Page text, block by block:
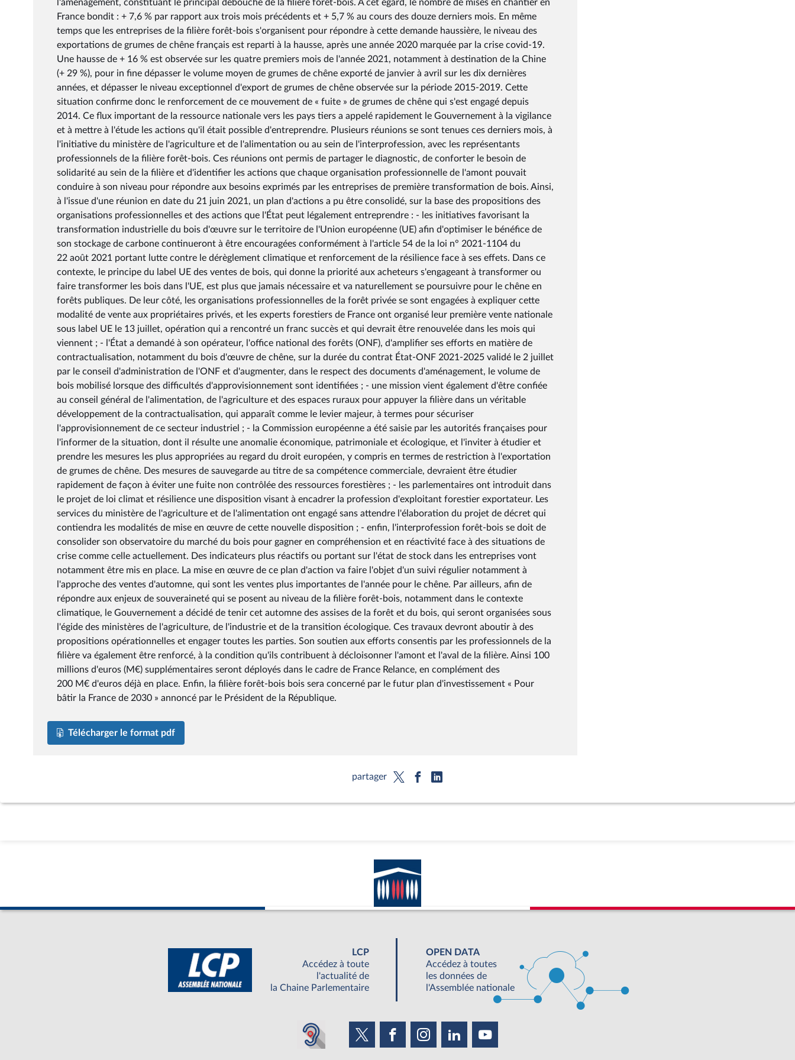
l'aménagement, constituant le principal débouché de la filière forêt-bois. À cet égard, le nombre de mises en chantier en
France bondit : + 7,6 % par rapport aux trois mois précédents et + 5,7 % au cours des douze derniers mois. En même
temps que les entreprises de la filière forêt-bois s'organisent pour répondre à cette demande haussière, le niveau des
exportations de grumes de chêne français est reparti à la hausse, après une année 2020 marquée par la crise covid-19.
Une hausse de + 16 % est observée sur les quatre premiers mois de l'année 2021, notamment à destination de la Chine
(+ 29 %), pour in fine dépasser le volume moyen de grumes de chêne exporté de janvier à avril sur les dix dernières
années, et dépasser le niveau exceptionnel d'export de grumes de chêne observée sur la période 2015-2019. Cette
situation confirme donc le renforcement de ce mouvement de « fuite » de grumes de chêne qui s'est engagé depuis
2014. Ce flux important de la ressource nationale vers les pays tiers a appelé rapidement le Gouvernement à la vigilance
et à mettre à l'étude les actions qu'il était possible d'entreprendre. Plusieurs réunions se sont tenues ces derniers mois, à
l'initiative du ministère de l'agriculture et de l'alimentation ou au sein de l'interprofession, avec les représentants
professionnels de la filière forêt-bois. Ces réunions ont permis de partager le diagnostic, de conforter le besoin de
solidarité au sein de la filière et d'identifier les actions que chaque organisation professionnelle de l'amont pouvait
conduire à son niveau pour répondre aux besoins exprimés par les entreprises de première transformation de bois. Ainsi,
à l'issue d'une réunion en date du 21 juin 2021, un plan d'actions a pu être consolidé, sur la base des propositions des
organisations professionnelles et des actions que l'État peut légalement entreprendre : - les initiatives favorisant la
transformation industrielle du bois d'œuvre sur le territoire de l'Union européenne (UE) afin d'optimiser le bénéfice de
son stockage de carbone continueront à être encouragées conformément à l'article 54 de la loi n° 2021-1104 du
22 août 2021 portant lutte contre le dérèglement climatique et renforcement de la résilience face à ses effets. Dans ce
contexte, le principe du label UE des ventes de bois, qui donne la priorité aux acheteurs s'engageant à transformer ou
faire transformer les bois dans l'UE, est plus que jamais nécessaire et va naturellement se poursuivre pour le chêne en
forêts publiques. De leur côté, les organisations professionnelles de la forêt privée se sont engagées à expliquer cette
modalité de vente aux propriétaires privés, et les experts forestiers de France ont organisé leur première vente nationale
sous label UE le 13 juillet, opération qui a rencontré un franc succès et qui devrait être renouvelée dans les mois qui
viennent ; - l'État a demandé à son opérateur, l'office national des forêts (ONF), d'amplifier ses efforts en matière de
contractualisation, notamment du bois d'œuvre de chêne, sur la durée du contrat État-ONF 2021-2025 validé le 2 juillet
par le conseil d'administration de l'ONF et d'augmenter, dans le respect des documents d'aménagement, le volume de
bois mobilisé lorsque des difficultés d'approvisionnement sont identifiées ; - une mission vient également d'être confiée
au conseil général de l'alimentation, de l'agriculture et des espaces ruraux pour appuyer la filière dans un véritable
développement de la contractualisation, qui apparaît comme le levier majeur, à termes pour sécuriser
l'approvisionnement de ce secteur industriel ; - la Commission européenne a été saisie par les autorités françaises pour
l'informer de la situation, dont il résulte une anomalie économique, patrimoniale et écologique, et l'inviter à étudier et
prendre les mesures les plus appropriées au regard du droit européen, y compris en termes de restriction à l'exportation
de grumes de chêne. Des mesures de sauvegarde au titre de sa compétence commerciale, devraient être étudier
rapidement de façon à éviter une fuite non contrôlée des ressources forestières ; - les parlementaires ont introduit dans
le projet de loi climat et résilience une disposition visant à encadrer la profession d'exploitant forestier exportateur. Les
services du ministère de l'agriculture et de l'alimentation ont engagé sans attendre l'élaboration du projet de décret qui
contiendra les modalités de mise en œuvre de cette nouvelle disposition ; - enfin, l'interprofession forêt-bois se doit de
consolider son observatoire du marché du bois pour gagner en compréhension et en réactivité face à des situations de
crise comme celle actuellement. Des indicateurs plus réactifs ou portant sur l'état de stock dans les entreprises vont
notamment être mis en place. La mise en œuvre de ce plan d'action va faire l'objet d'un suivi régulier notamment à
l'approche des ventes d'automne, qui sont les ventes plus importantes de l'année pour le chêne. Par ailleurs, afin de
répondre aux enjeux de souveraineté qui se posent au niveau de la filière forêt-bois, notamment dans le contexte
climatique, le Gouvernement a décidé de tenir cet automne des assises de la forêt et du bois, qui seront organisées sous
l'égide des ministères de l'agriculture, de l'industrie et de la transition écologique. Ces travaux devront aboutir à des
propositions opérationnelles et engager toutes les parties. Son soutien aux efforts consentis par les professionnels de la
filière va également être renforcé, à la condition qu'ils contribuent à décloisonner l'amont et l'aval de la filière. Ainsi 100
millions d'euros (M€) supplémentaires seront déployés dans le cadre de France Relance, en complément des
200 M€ d'euros déjà en place. Enfin, la filière forêt-bois bois sera concerné par le futur plan d'investissement « Pour
bâtir la France de 2030 » annoncé par le Président de la République.
Télécharger le format pdf
partager
LCP
Accédez à toute
l'actualité de
la Chaine Parlementaire
OPEN DATA
Accédez à toutes
les données de
l'Assemblée nationale